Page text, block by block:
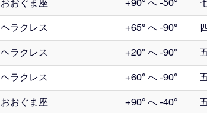
おおぐま座 +90° へ -50°
ヘラクレス +65° へ -90°
ヘラクレス +20° へ -90°
ヘラクレス +60° へ -90°
おおぐま座 +90° へ -40°